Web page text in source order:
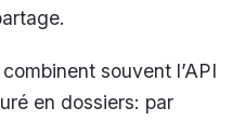
souvent l’API
en dossiers: par